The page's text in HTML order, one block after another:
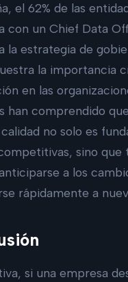
el 62% de las
con un Chief Data
la estrategia de
la importancia
en las
han comprendido
no solo es
sino que
a los
rápidamente a
si una empresa